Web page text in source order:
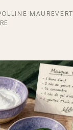
MAUREVERT